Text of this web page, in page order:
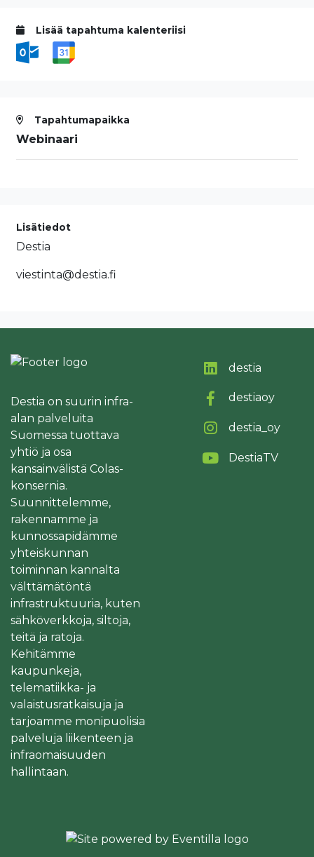
Lisää tapahtuma kalenteriisi
Tapahtumapaikka
Webinaari
Lisätiedot
Destia
viestinta@destia.fi
Destia on suurin infra-
alan palveluita
Suomessa tuottava
yhtiö ja osa
kansainvälistä Colas-
konsernia.
Suunnittelemme,
rakennamme ja
kunnossapidämme
yhteiskunnan
toiminnan kannalta
välttämätöntä
infrastruktuuria, kuten
sähköverkkoja, siltoja,
teitä ja ratoja.
Kehitämme
kaupunkeja,
telematiikka- ja
valaistusratkaisuja ja
tarjoamme monipuolisia
palveluja liikenteen ja
infraomaisuuden
hallintaan.
destia
destiaoy
destia_oy
DestiaTV